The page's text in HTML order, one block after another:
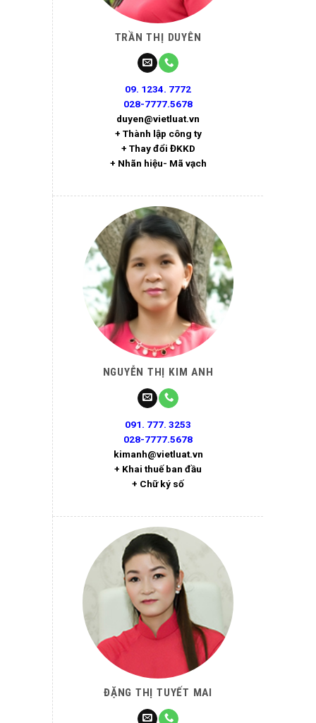
TRẦN THỊ DUYÊN
09. 1234. 7772
028-7777.5678
duyen@vietluat.vn
+ Thành lập công ty
+ Thay đổi ĐKKD
+ Nhãn hiệu- Mã vạch
NGUYỄN THỊ KIM ANH
091. 777. 3253
028-7777.5678
kimanh@vietluat.vn
+ Khai thuế ban đầu
+ Chữ ký số
ĐẶNG THỊ TUYẾT MAI